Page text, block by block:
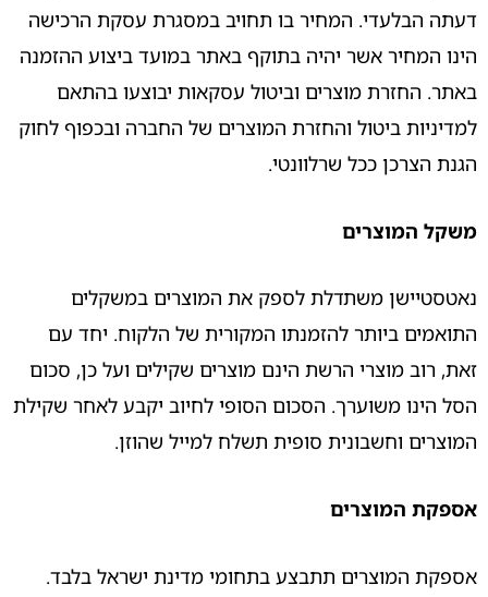
דעתה הבלעדי. המחיר בו תחויב במסגרת עסקת הרכישה
הינו המחיר אשר יהיה בתוקף באתר במועד ביצוע ההזמנה
באתר. החזרת מוצרים וביטול עסקאות יבוצעו בהתאם
למדיניות ביטול והחזרת המוצרים של החברה ובכפוף לחוק
הגנת הצרכן ככל שרלוונטי.
משקל המוצרים
נאטסטיישן משתדלת לספק את המוצרים במשקלים
התואמים ביותר להזמנתו המקורית של הלקוח. יחד עם
זאת, רוב מוצרי הרשת הינם מוצרים שקילים ועל כן, סכום
הסל הינו משוערך. הסכום הסופי לחיוב יקבע לאחר שקילת
המוצרים וחשבונית סופית תשלח למייל שהוזן.
אספקת המוצרים
אספקת המוצרים תתבצע בתחומי מדינת ישראל בלבד.